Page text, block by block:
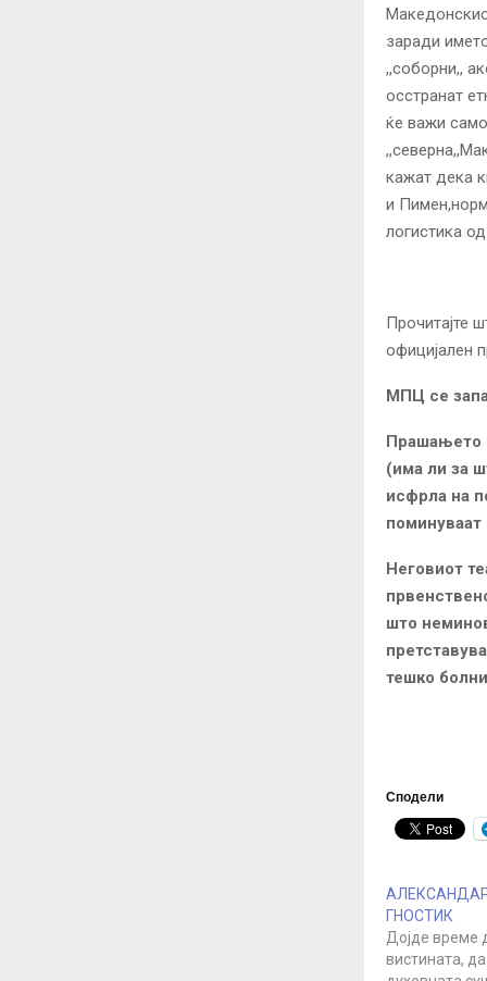
заради
,,соборни,,
осстранат
ќе важи
кажат дека
и
логистика
Прочитајте
официјален
МПЦ се
Прашањето
(има ли за
исфрла на
Неговиот
што
тешко
Сподели
ГНОСТИК
Дојде време
вистината,